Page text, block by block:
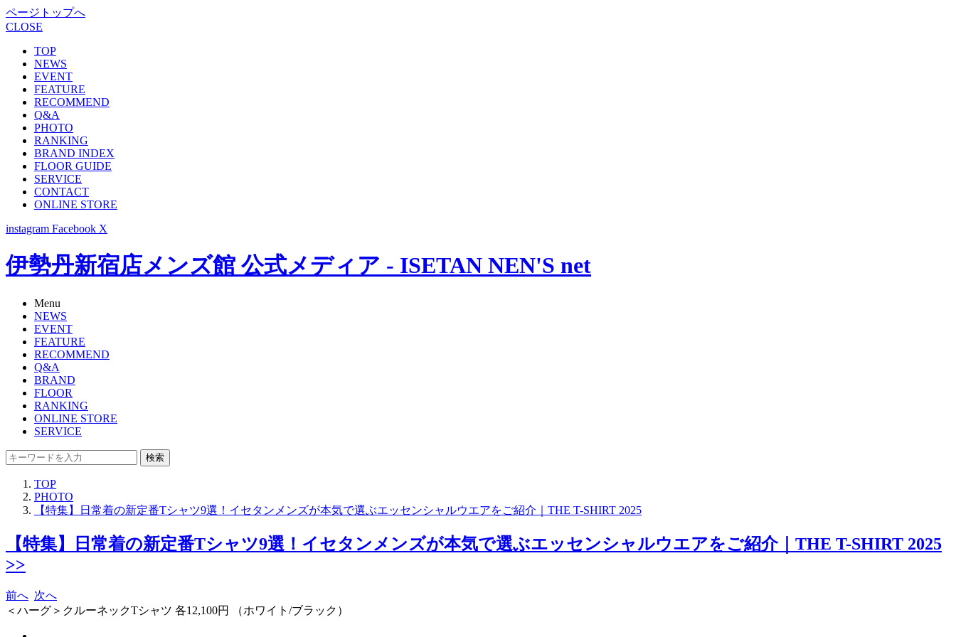
ページトップへ
CLOSE
TOP
NEWS
EVENT
FEATURE
RECOMMEND
Q&A
PHOTO
RANKING
BRAND INDEX
FLOOR GUIDE
SERVICE
CONTACT
ONLINE STORE
instagram Facebook X
伊勢丹新宿店メンズ館 公式メディア - ISETAN NEN'S net
Menu
NEWS
EVENT
FEATURE
RECOMMEND
Q&A
BRAND
FLOOR
RANKING
ONLINE STORE
SERVICE
検索
TOP
PHOTO
【特集】日常着の新定番Tシャツ9選！イセタンメンズが本気で選ぶエッセンシャルウエアをご紹介｜THE T-SHIRT 2025
【特集】日常着の新定番Tシャツ9選！イセタンメンズが本気で選ぶエッセンシャルウエアをご紹介｜THE T-SHIRT 2025
>>
前へ 次へ
＜ハーグ＞クルーネックTシャツ 各12,100円 （ホワイト/ブラック）